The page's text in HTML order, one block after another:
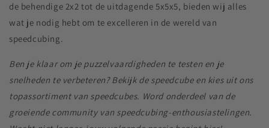
de behendige 2x2 tot de uitdagende 5x5x5, bieden wij alles
wat je nodig hebt om te excelleren in de wereld van
speedcubing.
Ben je klaar om je puzzelvaardigheden te testen en je
snelheden te verbeteren? Bekijk de speedcube en kies uit ons
topassortiment van speedcubes. Word onderdeel van de
groeiende community van speedcubing-enthousiastelingen.